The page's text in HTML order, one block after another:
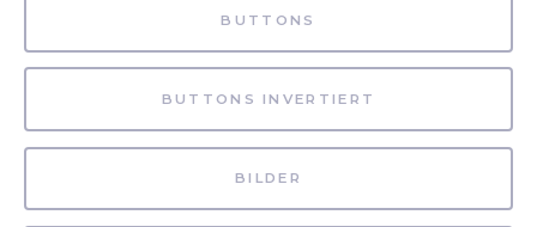
BUTTONS
BUTTONS INVERTIERT
BILDER